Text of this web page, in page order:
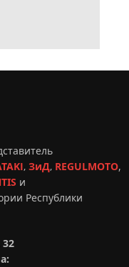
, ЗиД, REGULMOTO,
и
Республики